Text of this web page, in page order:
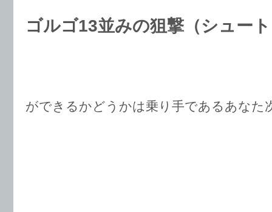
ゴルゴ13並みの狙撃（シュー
ができるかどうかは乗り手であるあな